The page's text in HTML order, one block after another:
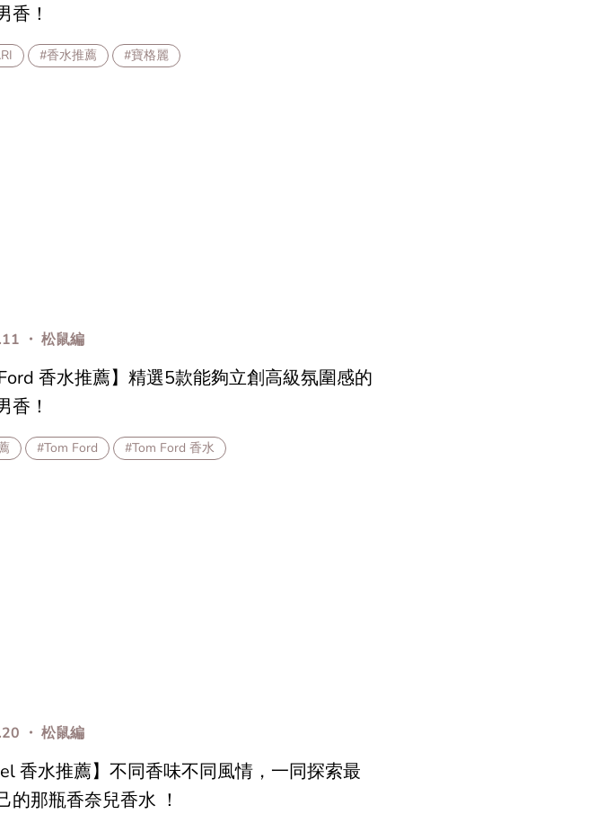
香！
#香水推薦 #寶格麗
・ 松鼠編
Ford 香水推薦】精選5款能夠立創高級氛圍感的
香！
#Tom Ford #Tom Ford 香水
・ 松鼠編
香水推薦】不同香味不同風情，一同探索最
的那瓶香奈兒香水 ！